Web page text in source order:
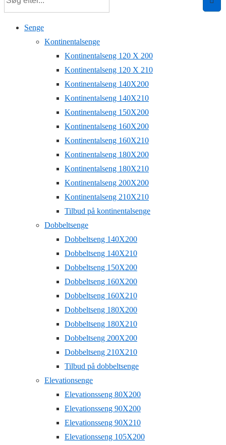
Senge
Kontinentalsenge
Kontinentalseng 120 X 200
Kontinentalseng 120 X 210
Kontinentalseng 140X200
Kontinentalseng 140X210
Kontinentalseng 150X200
Kontinentalseng 160X200
Kontinentalseng 160X210
Kontinentalseng 180X200
Kontinentalseng 180X210
Kontinentalseng 200X200
Kontinentalseng 210X210
Tilbud på kontinentalsenge
Dobbeltsenge
Dobbeltseng 140X200
Dobbeltseng 140X210
Dobbeltseng 150X200
Dobbeltseng 160X200
Dobbeltseng 160X210
Dobbeltseng 180X200
Dobbeltseng 180X210
Dobbeltseng 200X200
Dobbeltseng 210X210
Tilbud på dobbeltsenge
Elevationsenge
Elevationsseng 80X200
Elevationsseng 90X200
Elevationsseng 90X210
Elevationsseng 105X200